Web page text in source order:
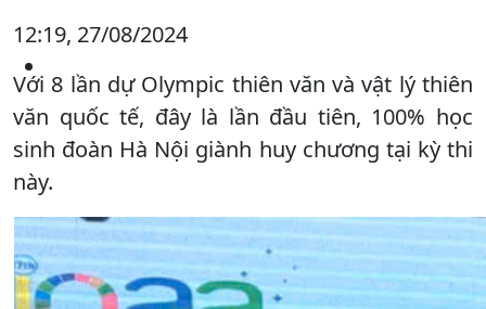
12:19, 27/08/2024
Với 8 lần dự Olympic thiên văn và vật lý thiên
văn quốc tế, đây là lần đầu tiên, 100% học
sinh đoàn Hà Nội giành huy chương tại kỳ thi
này.